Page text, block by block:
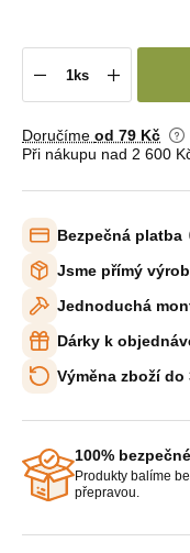
Doručíme od 79 Kč
Při nákupu nad 2 600
Bezpečná platba
Jsme přímý
Jednoduchá
Dárky k
Výměna zboží do
100%
Produkty balíme
přepravou.